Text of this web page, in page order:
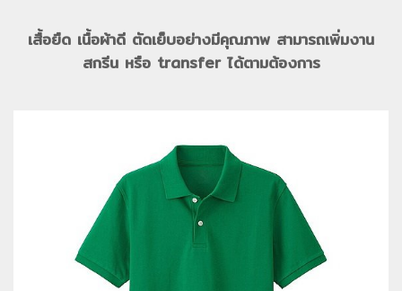
เสื้อยืด เนื้อผ้าดี ตัดเย็บอย่างมีคุณภาพ สามารถเพิ่มงาน
สกรีน หรือ transfer ได้ตามต้องการ